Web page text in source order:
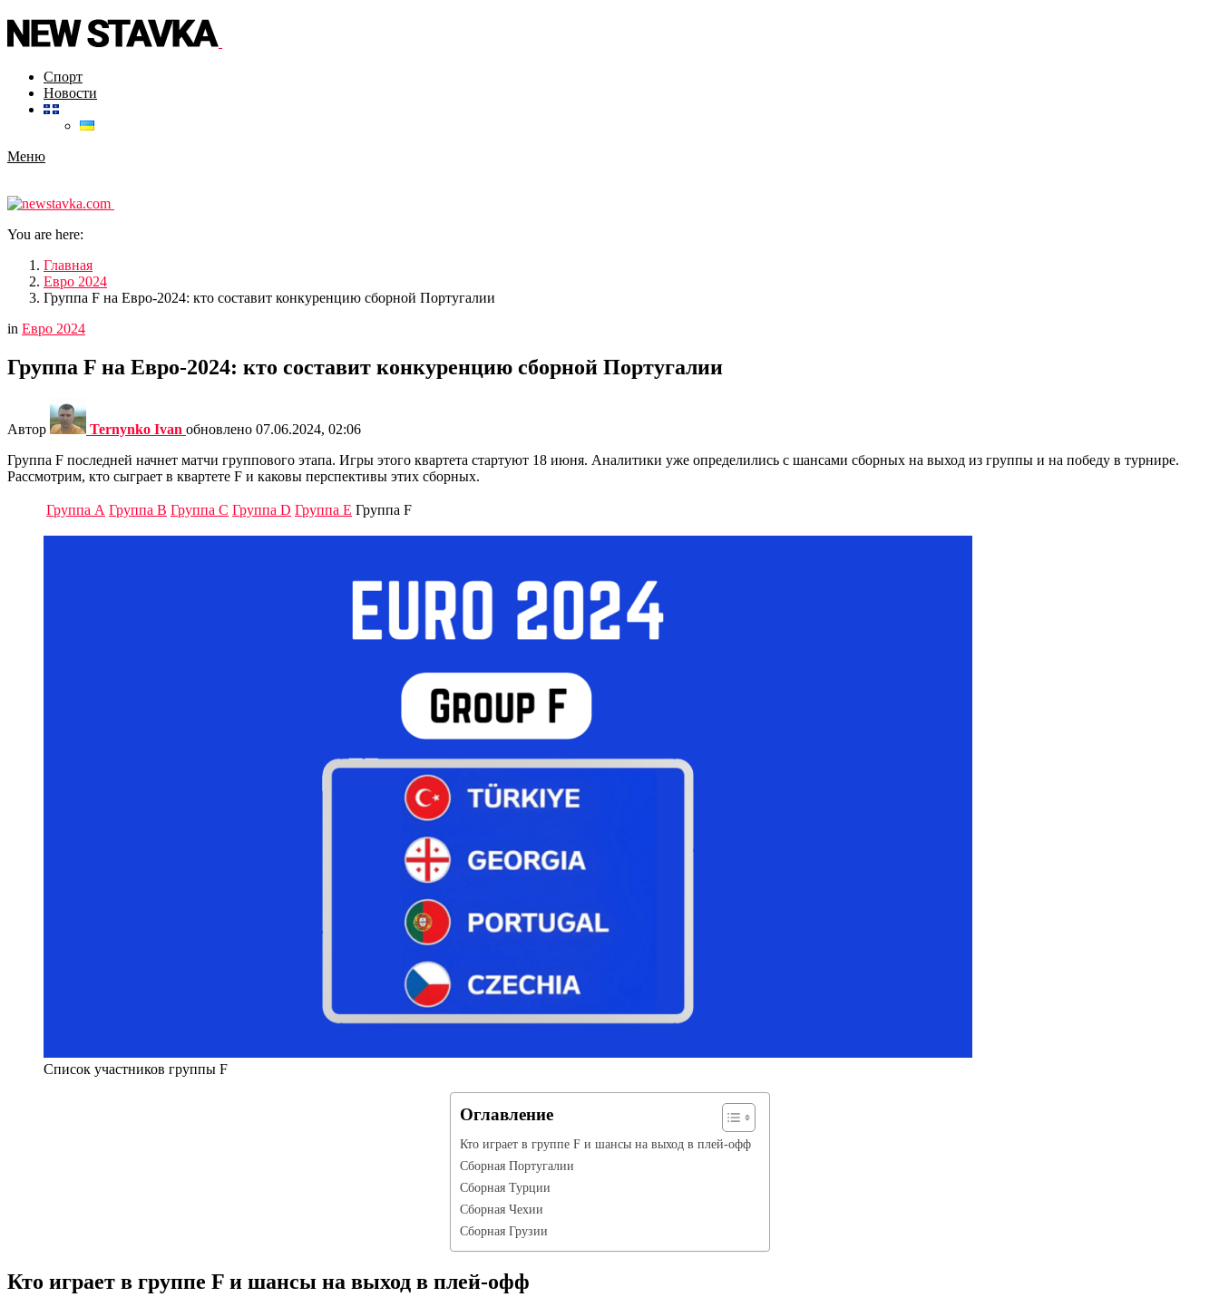
Спорт
Новости
Меню
You are here:
Главная
Евро 2024
Группа F на Евро-2024: кто составит конкуренцию сборной Португалии
in Евро 2024
Группа F на Евро-2024: кто составит конкуренцию сборной Португалии
Автор Ternynko Ivan обновлено 07.06.2024, 02:06
Группа F последней начнет матчи группового этапа. Игры этого квартета стартуют 18 июня. Аналитики уже определились с шансами сборных на выход из группы и на победу в турнире.
Рассмотрим, кто сыграет в квартете F и каковы перспективы этих сборных.
Группа A Группа B Группа C Группа D Группа E Группа F
Список участников группы F
Оглавление
Кто играет в группе F и шансы на выход в плей-офф
Сборная Португалии
Сборная Турции
Сборная Чехии
Сборная Грузии
Кто играет в группе F и шансы на выход в плей-офф